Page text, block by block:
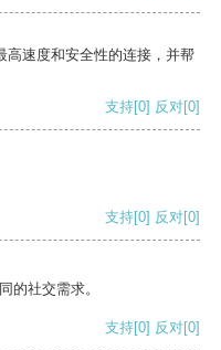
高速度和安全性的连接，并帮
支持[0] 反对[0]
支持[0] 反对[0]
的社交需求。
支持[0] 反对[0]